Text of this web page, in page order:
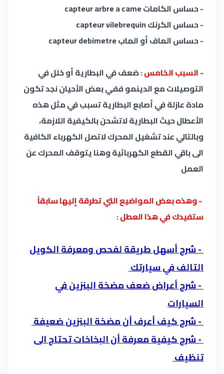
- حساس الكامات capteur arbre a came
- حساس الكرنك capteur vilebrequin
- حساس الماف أو الماب capteur debimetre
- السبب الخامس :ضعف في البطارية أو خلل في
التوصيلات مع الدينمو ففي بعض الأحيان نجد تكون
مادة عازلة في أصابع البطارية تسبب في مثل هذه
الأعطال حيث البطارية لاتشحن بالكيفية اللازمة،
وبالتالي عند تشغيل المحرك لاتصل الكهرباء الكافية
الى باقي القطع الكهربائية وهنا يتوقف المحرك عن
العمل
- وهذه بعض المواضيع التي تطرقة إليها سابقاً
ستفيدك في هذا العطل :
- شرح أسهل طريقة لفحص ومعرفة الكويل
التالف في سيارتك
- شرح أعراض ضعف مضخة البنزين في
السيارات
- شرح كيف أعرف أن مضخة البنزين ضعيفة
- شرح كيفية معرفة أن البخاخات تحتاج الى
تنظيف